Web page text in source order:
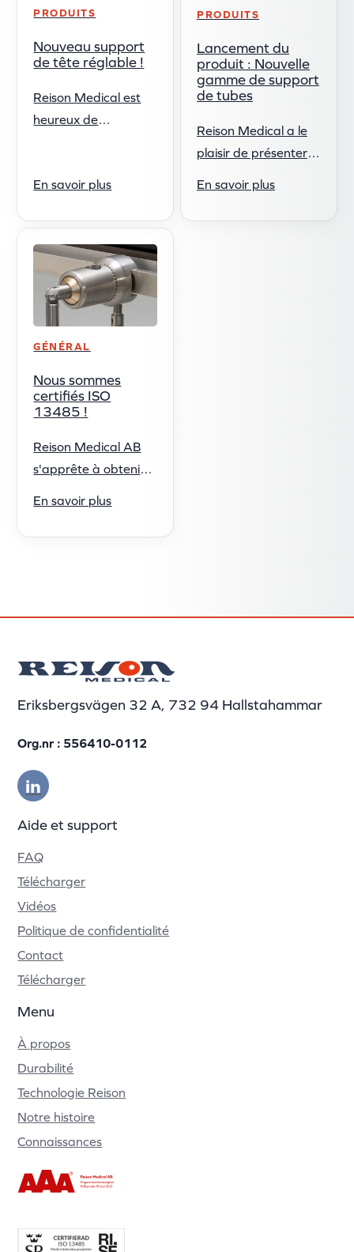
PRODUITS
Nouveau support
de tête réglable !
Reison Medical est
heureux de
tête réglable ! Le
tête permet un
positionnement
optimal de la ...
En savoir plus
PRODUITS
Lancement du
produit : Nouvelle
gamme de support
de tubes
Reison Medical a le
plaisir de présenter
catégorie des porte-
En savoir plus
GÉNÉRAL
Nous sommes
certifiés ISO
13485 !
Reison Medical AB
s'apprête à obtenir
gestion de la qualité
En savoir plus
Eriksbergsvägen 32 A, 732 94 Hallstahammar
Org.nr : 556410-0112
Aide et support
FAQ
Télécharger
Vidéos
Politique de confidentialité
Contact
Télécharger
Menu
À propos
Durabilité
Technologie Reison
Notre histoire
Connaissances